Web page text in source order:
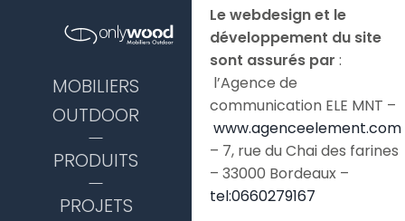
MOBILIERS
OUTDOOR
PRODUITS
PROJETS
Le webdesign et le
développement du site
sont assurés par :
l’Agence de
communication ELE MNT –
www.agenceelement.com
– 7, rue du Chai des farines
– 33000 Bordeaux –
tel:0660279167